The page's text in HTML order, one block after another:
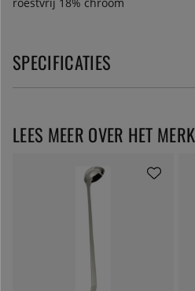
SPECIFICATIES
LEES MEER OVER HET MERK